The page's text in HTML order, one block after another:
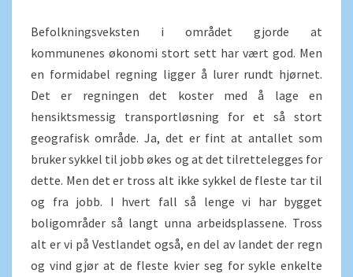
Befolkningsveksten i området gjorde at
kommunenes økonomi stort sett har vært god. Men
en formidabel regning ligger å lurer rundt hjørnet.
Det er regningen det koster med å lage en
hensiktsmessig transportløsning for et så stort
geografisk område. Ja, det er fint at antallet som
bruker sykkel til jobb økes og at det tilrettelegges for
dette. Men det er tross alt ikke sykkel de fleste tar til
og fra jobb. I hvert fall så lenge vi har bygget
boligområder så langt unna arbeidsplassene. Tross
alt er vi på Vestlandet også, en del av landet der regn
og vind gjør at de fleste kvier seg for sykle enkelte